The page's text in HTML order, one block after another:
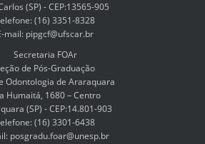
(SP) - CEP:13565-905
(16) 3351-8328
mail: pipgcf@ufscar.br
Secretaria FOAr
de Pós-Graduação
Odontologia de Araraquara
Humaitá, 1680 – Centro
(SP) - CEP:14.801-903
(16) 3301-6438
posgradu.foar@unesp.br